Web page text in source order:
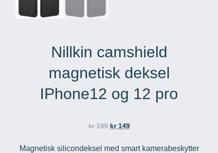
Nillkin camshield
magnetisk deksel
IPhone12 og 12 pro
kr199 kr149
Magnetisk silicondeksel med smart kamerabeskytter